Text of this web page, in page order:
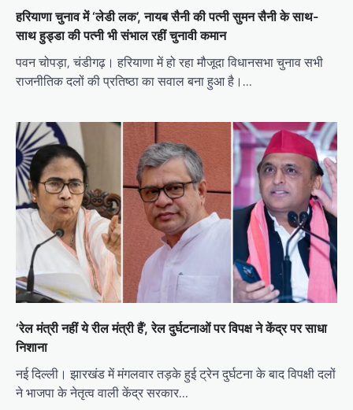
हरियाणा चुनाव में ‘लेडी लक’, नायब सैनी की पत्नी सुमन सैनी के साथ-
साथ हुड्डा की पत्नी भी संभाल रहीं चुनावी कमान
पवन चोपड़ा, चंडीगढ़। हरियाणा में हो रहा मौजूदा विधानसभा चुनाव सभी
राजनीतिक दलों की प्रतिष्ठा का सवाल बना हुआ है।…
‘रेल मंत्री नहीं ये रील मंत्री हैं’, रेल दुर्घटनाओं पर विपक्ष ने केंद्र पर साधा
निशाना
नई दिल्ली। झारखंड में मंगलवार तड़के हुई ट्रेन दुर्घटना के बाद विपक्षी दलों
ने भाजपा के नेतृत्व वाली केंद्र सरकार…